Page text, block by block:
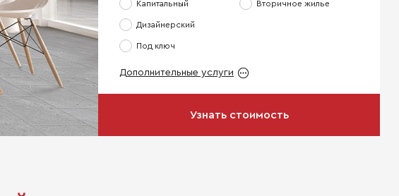
Капитальный
Дизайнерский
Под ключ
Вторичное жилье
Дополнительные услуги
Узнать стоимость